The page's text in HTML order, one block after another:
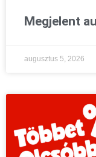
Megjelent
augusztus 5, 2026